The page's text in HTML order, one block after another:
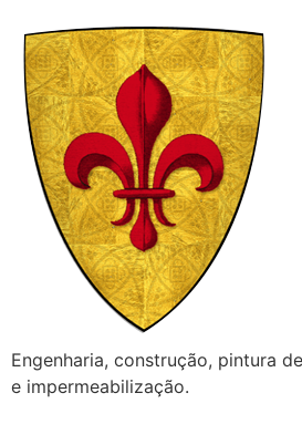
Engenharia, construção, pintura
e impermeabilização.